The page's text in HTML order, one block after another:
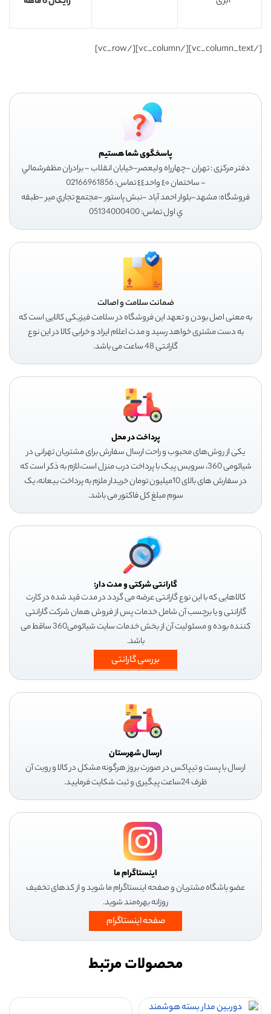
[/vc_column_text][/vc_column][/vc_row]
پاسخگوی شما هستیم
دفتر مرکزی : تهران -چهارراه وليعصر-خيابان انقلاب - برادران مظفرشمالي
- ساختمان ٤٠ واحد٤٤ تماس: 02166961856
فروشگاه: مشهد-بلوار احمد آباد -نبش پاستور -مجتمع تجاري مير -طبقه
ي اول تماس: 05134000400
ضمانت سلامت و اصالت
به معنی اصل بودن و تعهد این فروشگاه در سلامت فیزیکی کالایی است که
به دست مشتری خواهد رسید و مدت اعلام ایراد و خرابی کالا در این نوع
گارانتی 48 ساعت می باشد.
پرداخت در محل
یکی از روش‌های محبوب و راحت ارسال سفارش برای مشتریان تهرانی در
شیائومی 360، سرویس پیک با پرداخت درب منزل است،لازم به ذکر است که
در سفارش های بالای 10میلیون تومان خریدار ملزم به پرداخت بیعانه، یک
سوم مبلغ کل فاکتور می باشد.
گارانتی شرکتی و مدت دار:
کالاهایی که با این نوع گارانتی عرضه می گردد در مدت قید شده در کارت
گارانتی و یا برچسب آن شامل خدمات پس از فروش همان شرکت گارانتی
کننده بوده و مسئولیت آن از بخش خدمات سایت شیائومی360 ساقط می
باشد.
بررسی گارانتی
ارسال شهرستان
ارسال با پست و تیپاکس در صورت بروز هرگونه مشکل در کالا و رویت آن
ظرف 24ساعت پیگیری و ثبت شکایت فرمایید.
اینستاگرام ما
عضو باشگاه مشتریان و صفحه اینستاگرام ما شوید و از کدهای تخفیف
روزانه بهره‌مند شوید.
صفحه اینستاگرام
محصولات مرتبط